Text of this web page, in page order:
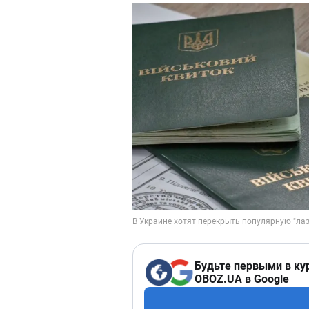
Будьте первыми в
OBOZ.UA в Google